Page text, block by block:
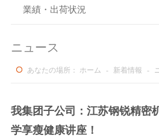
業績・出荷状況
ニュース
あなたの場所： ホーム - 新着情報 -
我集团子公司：江苏钢锐精密
学享瘦健康讲座！